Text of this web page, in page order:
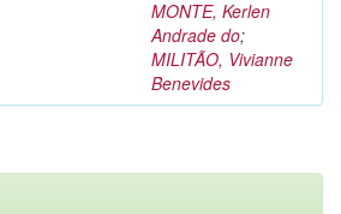
MONTE, Kerlen
Andrade do;
MILITÃO, Vivianne
Benevides